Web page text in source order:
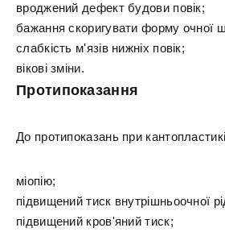
вроджений дефект будови повік;
бажання скоригувати форму очної
слабкість м'язів нижніх повік;
вікові зміни.
Протипоказання
До протипоказань при
міопію;
підвищений тиск внутрішньоочної
підвищений кров'яний тиск;